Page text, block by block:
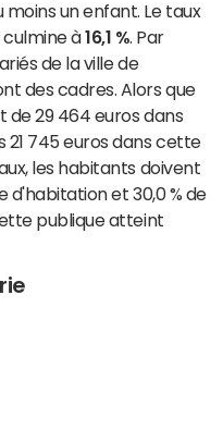
moins un enfant. Le taux
culmine à16,1 % . Par
de la ville de
des cadres. Alors que
de 29 464 euros dans
21 745 euros dans cette
les habitants doivent
d'habitation et 30,0 % de
publique atteint